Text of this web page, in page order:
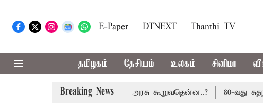
E-Paper DTNEXT Thanthi TV
தமிழகம் தேசியம் உலகம் சினிமா
Breaking News
வசூலிக்கப்படாது: மத்திய அரசு கூறுவதென்ன..? 80-வது